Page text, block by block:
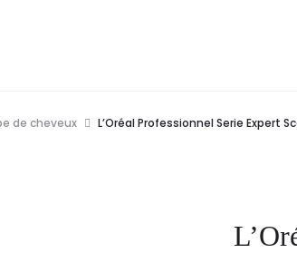
de cheveux
L’Oréal Professionnel Serie Expert